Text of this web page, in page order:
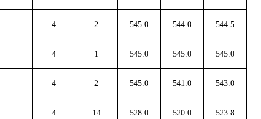
4 2 545.0 544.0 544.5
4 1 545.0 545.0 545.0
4 2 545.0 541.0 543.0
4 14 528.0 520.0 523.8